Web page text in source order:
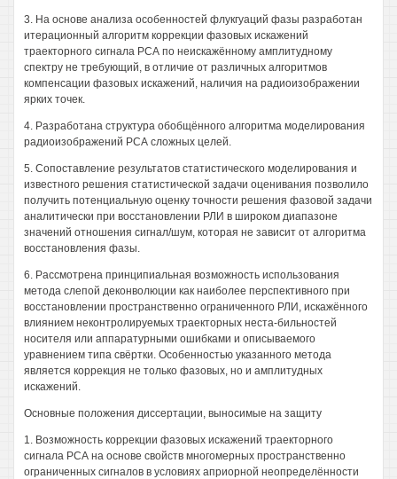
3. На основе анализа особенностей флукгуаций фазы разработан
итерационный алгоритм коррекции фазовых искажений
траекторного сигнала РСА по неискажённому амплитудному
спектру не требующий, в отличие от различных алгоритмов
компенсации фазовых искажений, наличия на радиоизображении
ярких точек.
4. Разработана структура обобщённого алгоритма моделирования
радиоизображений РСА сложных целей.
5. Сопоставление результатов статистического моделирования и
известного решения статистической задачи оценивания позволило
получить потенциальную оценку точности решения фазовой задачи
аналитически при восстановлении РЛИ в широком диапазоне
значений отношения сигнал/шум, которая не зависит от алгоритма
восстановления фазы.
6. Рассмотрена принципиальная возможность использования
метода слепой деконволюции как наиболее перспективного при
восстановлении пространственно ограниченного РЛИ, искажённого
влиянием неконтролируемых траекторных неста-бильностей
носителя или аппаратурными ошибками и описываемого
уравнением типа свёртки. Особенностью указанного метода
является коррекция не только фазовых, но и амплитудных
искажений.
Основные положения диссертации, выносимые на защиту
1. Возможность коррекции фазовых искажений траекторного
сигнала РСА на основе свойств многомерных пространственно
ограниченных сигналов в условиях априорной неопределённости